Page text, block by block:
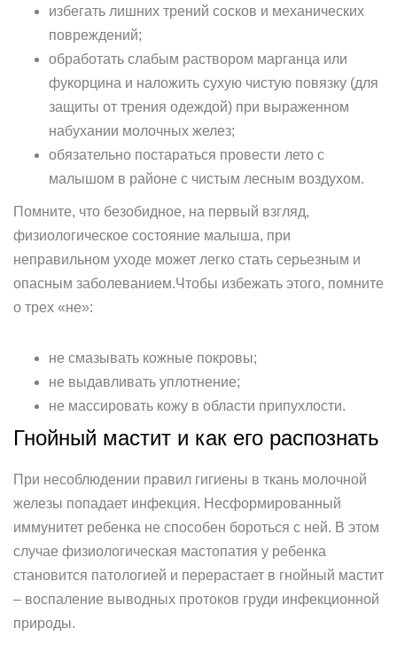
избегать лишних трений сосков и механических
повреждений;
обработать слабым раствором марганца или
фукорцина и наложить сухую чистую повязку (для
защиты от трения одеждой) при выраженном
набухании молочных желез;
обязательно постараться провести лето с
малышом в районе с чистым лесным воздухом.
Помните, что безобидное, на первый взгляд,
физиологическое состояние малыша, при
неправильном уходе может легко стать серьезным и
опасным заболеванием.Чтобы избежать этого, помните
о трех «не»:
не смазывать кожные покровы;
не выдавливать уплотнение;
не массировать кожу в области припухлости.
Гнойный мастит и как его распознать
При несоблюдении правил гигиены в ткань молочной
железы попадает инфекция. Несформированный
иммунитет ребенка не способен бороться с ней. В этом
случае физиологическая мастопатия у ребенка
становится патологией и перерастает в гнойный мастит
– воспаление выводных протоков груди инфекционной
природы.